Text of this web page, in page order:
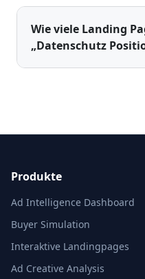
Wie viele Landing
„Datenschutz
Produkte
Ad Intelligence Dashboard
Buyer Simulation
Interaktive Landingpages
Ad Creative Analysis